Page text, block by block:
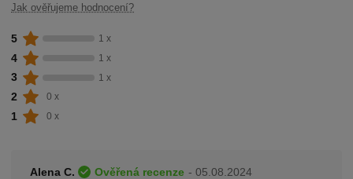
Jak ověřujeme hodnocení?
5 1 x
4 1 x
3 1 x
2 0 x
1 0 x
Alena C. Ověřená recenze - 05.08.2024